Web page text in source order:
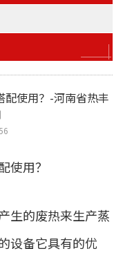
配使用？-河南省热丰
使用？
生的废热来生产蒸
设备它具有的优